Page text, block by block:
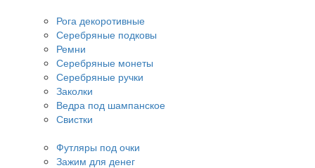
Рога декоротивные
Серебряные подковы
Ремни
Серебряные монеты
Серебряные ручки
Заколки
Ведра под шампанское
Свистки
Футляры под очки
Зажим для денег